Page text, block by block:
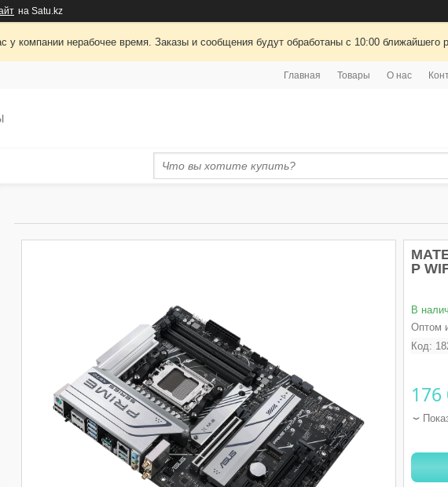
на Satu.kz
у компании нерабочее время. Заказы и сообщения будут обработаны с 10:00 ближайшего
Главная Товары О нас
P
В
Оптом
Код:
176